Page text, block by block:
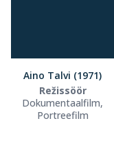
Aino Talvi (1971)
Režissöör
Dokumentaalfilm,
Portreefilm